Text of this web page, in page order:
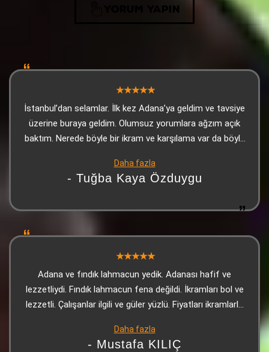
YORUM YAPIN
İstanbul’dan selamlar. İlk kez Adana’ya geldim ve tavsiye
üzerine buraya geldim. Olumsuz yorumlara ağzım açık
baktım. Nerede böyle bir ikram ve karşılama var da böyle
konusunda ise makarnası, Adana kebabı ve ikramları
gayet güzeldi. Üzerine tatlı da ikram ettiler. Kesinlikle
andan itibaren manipüle ettiklerini düşünüyorum
Daha fazla
- Tuğba Kaya Özduygu
Adana ve fındık lahmacun yedik. Adanası hafif ve
lezzetliydi. Fındık lahmacun fena değildi. İkramları bol ve
lezzetli. Çalışanlar ilgili ve güler yüzlü. Fiyatları ikramlarla
Daha fazla
- Mustafa KILIÇ